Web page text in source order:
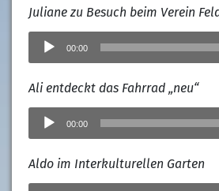
Juliane zu Besuch beim Verein
Audio-
Player
00:00
Ali entdeckt das Fahrrad „neu“
Audio-
Player
00:00
Aldo im Interkulturellen Garten
Audio-